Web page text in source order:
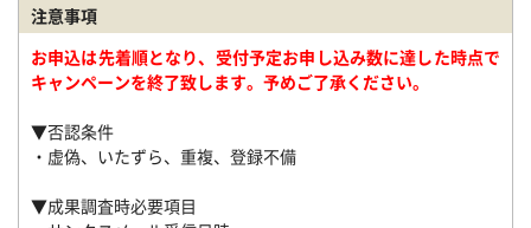
注意事項
お申込は先着順となり、受付予定お申し込み数に達した時点で
キャンペーンを終了致します。予めご了承ください。
▼否認条件
・虚偽、いたずら、重複、登録不備
▼成果調査時必要項目